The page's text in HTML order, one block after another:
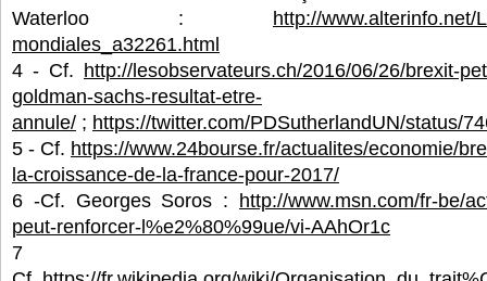
Waterloo : http://www.alterinfo.net/
mondiales_a32261.html
4 - Cf. http://lesobservateurs.ch/2016/06/26/brexit-
goldman-sachs-resultat-etre-
annule/ ; https://twitter.com/PDSutherlandUN/status/
5 - Cf. https://www.24bourse.fr/actualites/economie/
la-croissance-de-la-france-pour-2017/
6 -Cf. Georges Soros : http://www.msn.com/fr-be/
peut-renforcer-l%e2%80%99ue/vi-AAhOr1c
7